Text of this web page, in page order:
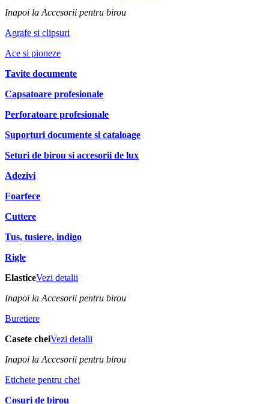
Inapoi la Accesorii pentru birou
Agrafe si clipsuri
Ace si pioneze
Tavite documente
Capsatoare profesionale
Perforatoare profesionale
Suporturi documente si cataloage
Seturi de birou si accesorii de lux
Adezivi
Foarfece
Cuttere
Tus, tusiere, indigo
Rigle
ElasticeVezi detalii
Inapoi la Accesorii pentru birou
Buretiere
Casete cheiVezi detalii
Inapoi la Accesorii pentru birou
Etichete pentru chei
Cosuri de birou